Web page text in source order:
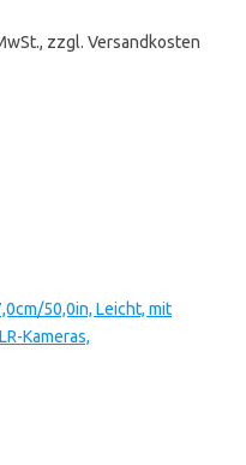
zzgl. Versandkosten
50,0in, Leicht, mit
Kameras,